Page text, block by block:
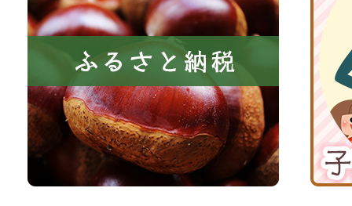
い
き
町
京
さ
と
税
波
子
育
て
応
援